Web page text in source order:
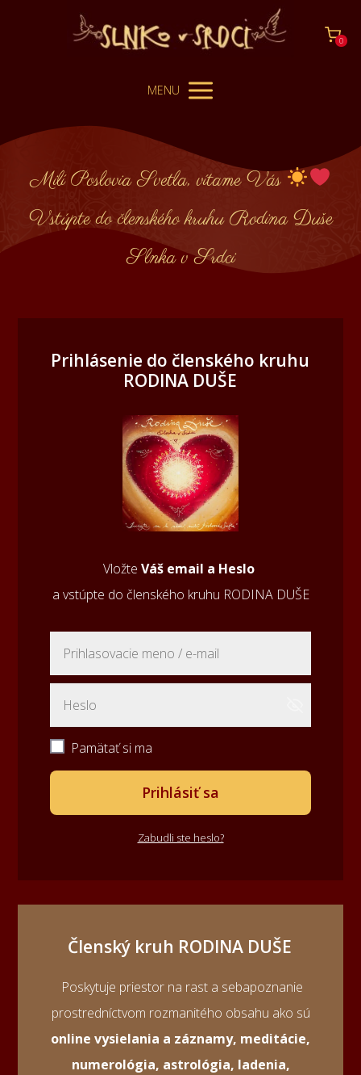
0
MENU
Milí Poslovia Svetla, vítame Vás
Vstúpte do členského kruhu Rodina Duše
Slnka v Srdci
Prihlásenie do členského kruhu
RODINA DUŠE
Vložte Váš email a Heslo
a vstúpte do členského kruhu RODINA DUŠE
Pamätať si ma
Prihlásiť sa
Zabudli ste heslo?
Členský kruh RODINA DUŠE
Poskytuje priestor na rast a sebapoznanie
prostredníctvom rozmanitého obsahu ako sú
online vysielania a záznamy, meditácie,
numerológia, astrológia, ladenia,